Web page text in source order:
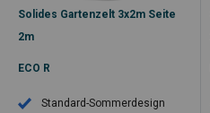
Solides Gartenzelt 3x2m Seite
2m
ECO R
Standard-Sommerdesign